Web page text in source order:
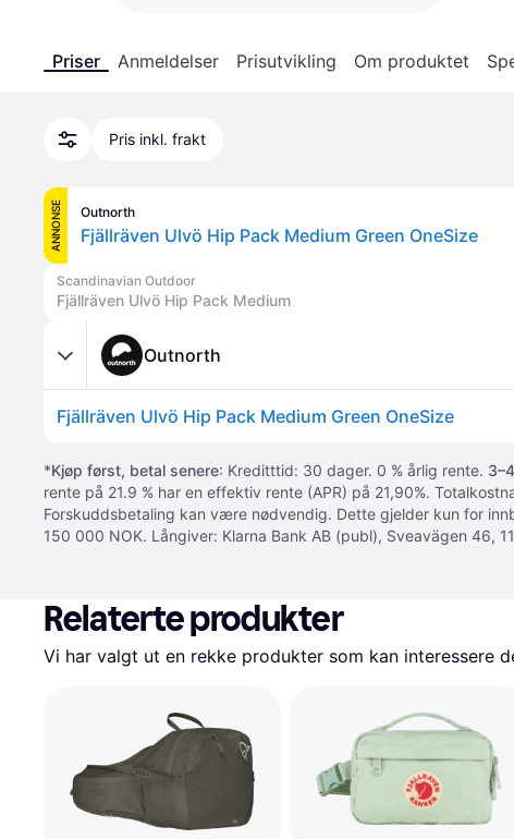
Priser Anmeldelser Prisutvikling Om produktet
Pris inkl. frakt
ANNONSE Outnorth
Fjällräven Ulvö Hip Pack Medium Green OneSize
Scandinavian Outdoor
Fjällräven Ulvö Hip Pack Medium
Outnorth
Fjällräven Ulvö Hip Pack Medium Green OneSize
*Kjøp først, betal senere: Kreditttid: 30 dager. 0 % årlig rente.
rente på 21.9 % har en effektiv rente (APR) på 21,90%.
Forskuddsbetaling kan være nødvendig. Dette gjelder kun for
150 000 NOK. Långiver: Klarna Bank AB (publ), Sveavägen 46,
Relaterte produkter
Vi har valgt ut en rekke produkter som kan interessere